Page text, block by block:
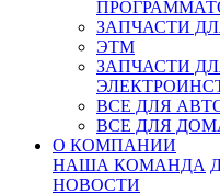
ЗАПЧАСТИ
ЭТМ
ЗАПЧАСТИ
ВСЕ ДЛЯ
ВСЕ ДЛЯ
О КОМПАНИИ
НАША КОМАНДА
НОВОСТИ